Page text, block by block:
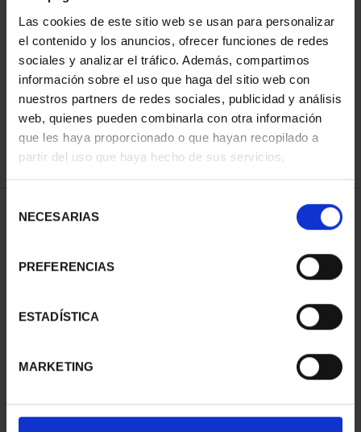
Las cookies de este sitio web se usan para personalizar
el contenido y los anuncios, ofrecer funciones de redes
sociales y analizar el tráfico. Además, compartimos
información sobre el uso que haga del sitio web con
nuestros partners de redes sociales, publicidad y análisis
web, quienes pueden combinarla con otra información
que les haya proporcionado o que hayan recopilado a
partir del uso que haya hecho de sus servicios.
NECESARIAS
PREFERENCIAS
ESTADÍSTICA
MARKETING
ORDENAR POR:
REFINAR
2 Productos encontrados